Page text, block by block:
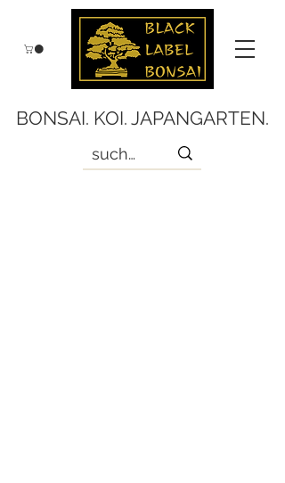
BONSAI. KOI. JAPANGARTEN.